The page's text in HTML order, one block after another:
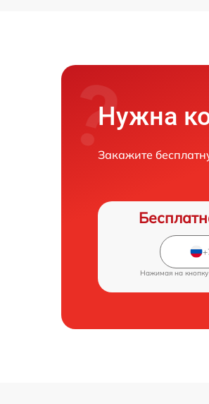
Нужна
Закажите
Нажимая на